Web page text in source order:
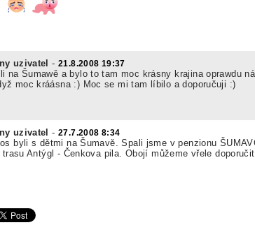
uzivatel- 21.8.2008 19:37
na Šumawě a bylo to tam moc krásny krajina oprawdu
moc kráásna :) Moc se mi tam líbilo a doporučuji :)
uzivatel- 27.7.2008 8:34
byli s dětmi na Šumavě. Spali jsme v penzionu
Antýgl - Čenkova pila. Obojí můžeme vřele doporučit.